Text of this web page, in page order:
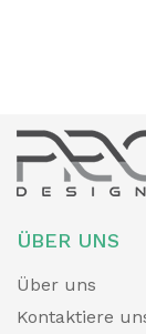
ÜBER UNS
Über uns
Kontaktiere